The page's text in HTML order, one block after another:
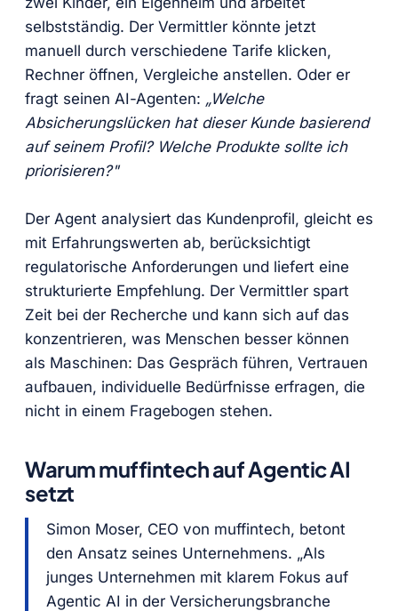
selbstständig. Der Vermittler könnte jetzt
manuell durch verschiedene Tarife klicken,
Rechner öffnen, Vergleiche anstellen. Oder er
fragt seinen AI-Agenten: „Welche
Absicherungslücken hat dieser Kunde basierend
auf seinem Profil? Welche Produkte sollte ich
priorisieren?"
Der Agent analysiert das Kundenprofil, gleicht es
mit Erfahrungswerten ab, berücksichtigt
regulatorische Anforderungen und liefert eine
strukturierte Empfehlung. Der Vermittler spart
Zeit bei der Recherche und kann sich auf das
konzentrieren, was Menschen besser können
als Maschinen: Das Gespräch führen, Vertrauen
aufbauen, individuelle Bedürfnisse erfragen, die
nicht in einem Fragebogen stehen.
Warum muffintech auf Agentic AI
setzt
Simon Moser, CEO von muffintech, betont
den Ansatz seines Unternehmens. „Als
junges Unternehmen mit klarem Fokus auf
Agentic AI in der Versicherungsbranche